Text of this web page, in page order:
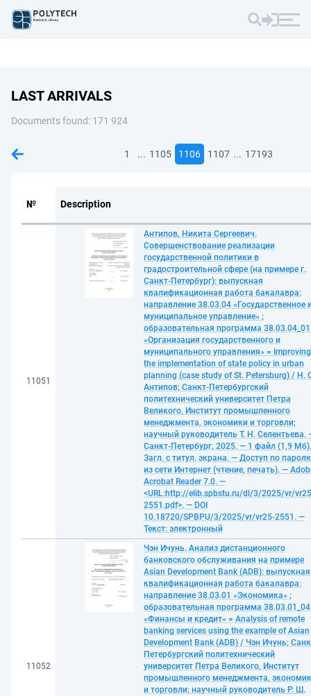
LAST ARRIVALS
Documents found: 171 924
1 ... 1105 1106 1107 ... 17193
№ Description
11051
Антипов, Никита Сергеевич.
Совершенствование реализации
государственной политики в
градостроительной сфере (на примере г.
Санкт-Петербург): выпускная
квалификационная работа бакалавра:
направление 38.03.04 «Государственное
муниципальное управление» ;
образовательная программа 38.03.04_01
«Организация государственного и
муниципального управления» = Improving
the implementation of state policy in urban
planning (case study of St. Petersburg) / Н.
Антипов; Санкт-Петербургский
политехнический университет Петра
Великого, Институт промышленного
менеджмента, экономики и торговли;
научный руководитель Т. Н. Селентьева.
Санкт-Петербург, 2025. — 1 файл (1,9
Загл. с титул. экрана. — Доступ по
из сети Интернет (чтение, печать). —
Acrobat Reader 7.0. —
<URL:http://elib.spbstu.ru/dl/3/2025/vr/
2551.pdf>. — DOI
10.18720/SPBPU/3/2025/vr/vr25-2551. —
Текст: электронный
11052
Чэн Ичунь. Анализ дистанционного
банковского обслуживания на примере
Asian Development Bank (ADB): выпускная
квалификационная работа бакалавра:
направление 38.03.01 «Экономика» ;
образовательная программа 38.03.01_04
«Финансы и кредит» = Analysis of remote
banking services using the example of Asian
Development Bank (ADB) / Чэн Ичунь;
Петербургский политехнический
университет Петра Великого, Институт
промышленного менеджмента,
и торговли; научный руководитель Р. Ш.